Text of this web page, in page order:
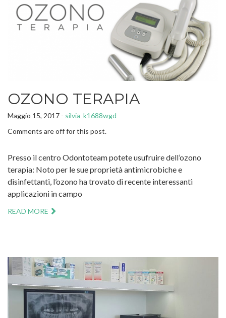
OZONO TERAPIA
Maggio 15, 2017 - silvia_k1688wgd
Comments are off for this post.
Presso il centro Odontoteam potete usufruire dell’ozono
terapia: Noto per le sue proprietà antimicrobiche e
disinfettanti, l’ozono ha trovato di recente interessanti
applicazioni in campo
READ MORE